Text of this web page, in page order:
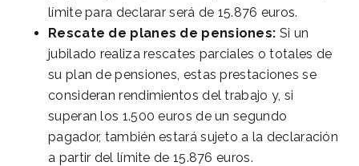
límite para declarar será de 15.876 euros.
Rescate de planes de pensiones: Si un
jubilado realiza rescates parciales o totales de
su plan de pensiones, estas prestaciones se
consideran rendimientos del trabajo y, si
superan los 1.500 euros de un segundo
pagador, también estará sujeto a la declaración
a partir del límite de 15.876 euros.